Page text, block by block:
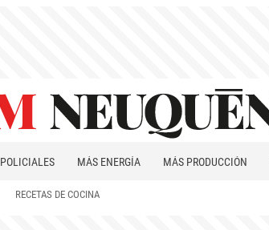
POLICIALES MÁS ENERGÍA MÁS PRODUCCIÓN
RECETAS DE COCINA